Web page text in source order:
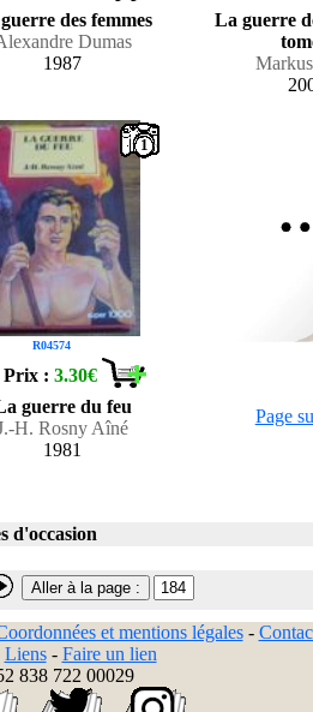
des femmes
Dumas
1987
La guerre
R04574
1
Prix :3.30€
guerre du feu
H. Rosny Aîné
1981
Page
d'occasion
et mentions légales-
Liens- Faire un lien
838 722 00029